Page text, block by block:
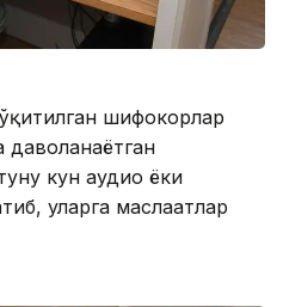
шифокорлар
кун аудио ёки
уларга маслаҳатлар